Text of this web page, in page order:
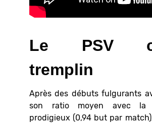
Le PSV
tremplin
Après des débuts fulgurants
son ratio moyen avec la
prodigieux (0,94 but par